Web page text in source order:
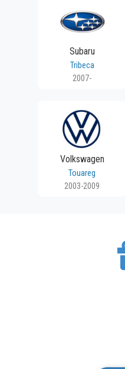
Subaru
Tribeca
2007-
Volkswagen
Touareg
2003-2009